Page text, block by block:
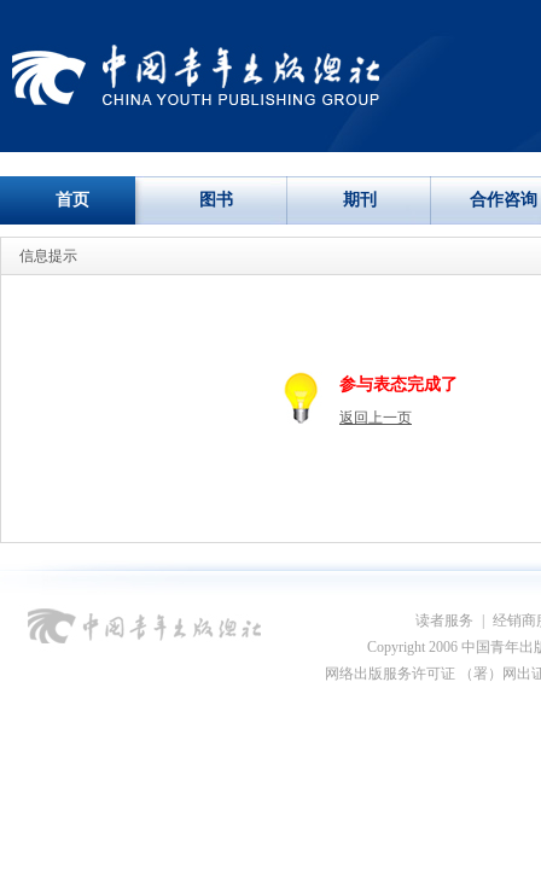
首页 图书 期刊 合作咨询
信息提示
参与表态完成了
返回上一页
读者服务
经销商
Copyright 2006 中国青年出
网络出版服务许可证 （署）网出